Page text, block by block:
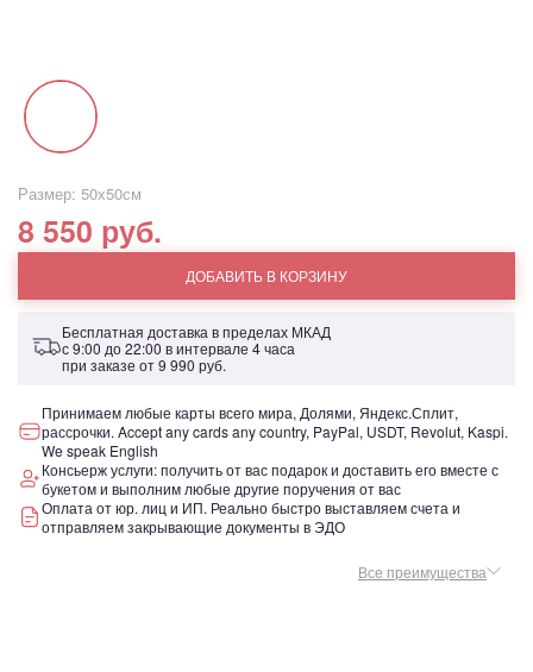
Размер: 50х50см
8 550 руб.
ДОБАВИТЬ В КОРЗИНУ
Бесплатная доставка в пределах МКАД
с 9:00 до 22:00 в интервале 4 часа
при заказе от9 990 руб.
Принимаем любые карты всего мира, Долями, Яндекс.Сплит,
рассрочки. Accept any cards any country, PayPal, USDT, Revolut, Kaspi.
We speak English
Консьерж услуги: получить от вас подарок и доставить его вместе с
букетом и выполним любые другие поручения от вас
Оплата от юр. лиц и ИП. Реально быстро выставляем счета и
отправляем закрывающие документы в ЭДО
Все преимущества